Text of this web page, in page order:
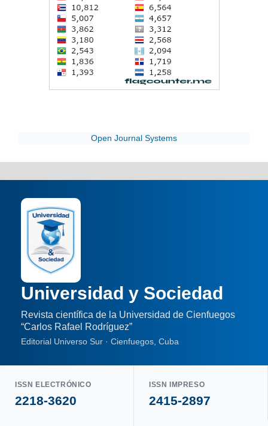
Open Journal Systems
Universidad y Sociedad
Revista científica de la Universidad de Cienfuegos
“Carlos Rafael Rodríguez”
Editorial Universo Sur · Cienfuegos, Cuba
ISSN ELECTRÓNICO
2218-3620
ISSN IMPRESO
2415-2897